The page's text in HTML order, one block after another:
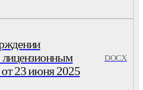
лицензионным
23 июня 2025
DOCX